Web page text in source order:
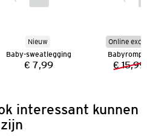
Nieuw
Baby-sweatlegging
Prijs:
€ 7,99
Online
€ 15,99
interessant kunnen
zijn